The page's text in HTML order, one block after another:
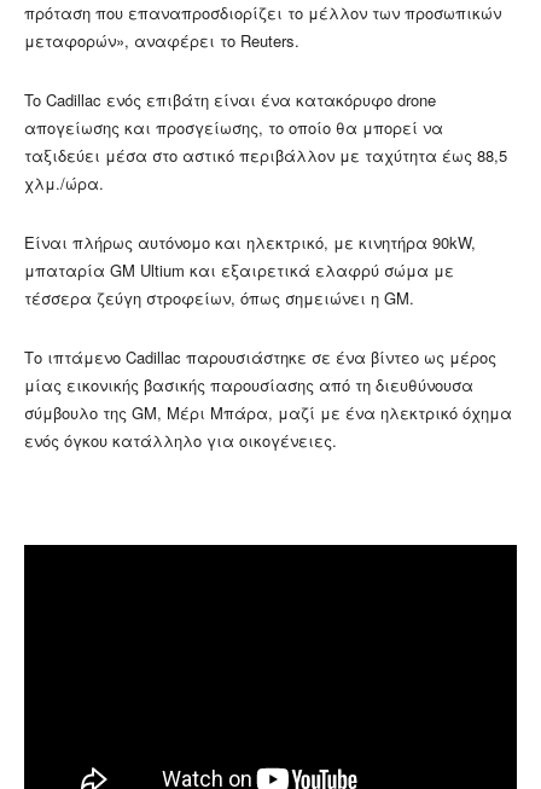
πρόταση που επαναπροσδιορίζει το μέλλον των προσωπικών
μεταφορών», αναφέρει το Reuters.
To Cadillac ενός επιβάτη είναι ένα κατακόρυφο drone
απογείωσης και προσγείωσης, το οποίο θα μπορεί να
ταξιδεύει μέσα στο αστικό περιβάλλον με ταχύτητα έως 88,5
χλμ./ώρα.
Είναι πλήρως αυτόνομο και ηλεκτρικό, με κινητήρα 90kW,
μπαταρία GM Ultium και εξαιρετικά ελαφρύ σώμα με
τέσσερα ζεύγη στροφείων, όπως σημειώνει η GM.
Το ιπτάμενο Cadillac παρουσιάστηκε σε ένα βίντεο ως μέρος
μίας εικονικής βασικής παρουσίασης από τη διευθύνουσα
σύμβουλο της GM, Μέρι Μπάρα, μαζί με ένα ηλεκτρικό όχημα
ενός όγκου κατάλληλο για οικογένειες.